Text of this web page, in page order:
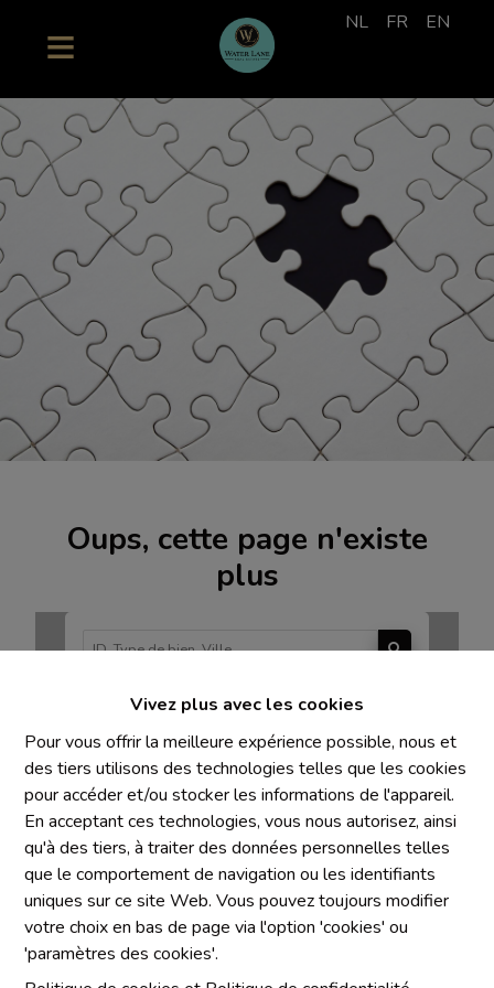
Vivez plus avec les cookies
Pour vous offrir la meilleure expérience possible, nous et
des tiers utilisons des technologies telles que les cookies
pour accéder et/ou stocker les informations de l'appareil.
En acceptant ces technologies, vous nous autorisez, ainsi
qu'à des tiers, à traiter des données personnelles telles
que le comportement de navigation ou les identifiants
uniques sur ce site Web. Vous pouvez toujours modifier
votre choix en bas de page via l'option 'cookies' ou
'paramètres des cookies'.
NL FR EN
Oups, cette page n'existe
plus
À Vendre À Louer
Mentions obligatoires
Chaque agence est juridiquement et financièrement
indépendante
SRL IMMO Water Lane - TVA BE 0755330288